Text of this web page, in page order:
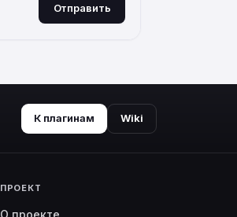
Отправить
К плагинам Wiki
ПРОЕКТ